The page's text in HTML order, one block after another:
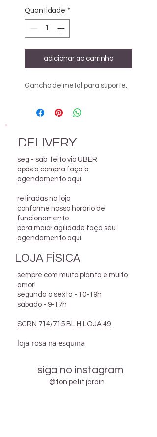
Quantidade *
adicionar ao carrinho
Gancho de metal para suporte.
DELIVERY
seg - sáb feito via UBER
após a compra faça o
agendamento aqui
retiradas na loja
conforme nosso horário de
funcionamento
para maior agilidade faça seu
agendamento aqui
LOJA FÍSICA
sempre com muita planta e muito
amor!
segunda a sexta - 10-19h
sábado - 9-17h
SCRN 714/715 BL H LOJA 49
loja rosa na esquina
siga no instagram
@ton.petit.jardin